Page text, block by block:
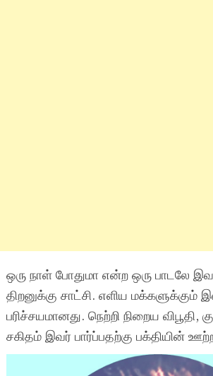
ஒரு நாள் போதுமா என்ற ஒரு பாடலே
திறனுக்கு சாட்சி. எளிய மக்களுக்கும்
பரிச்சயமானது. நெற்றி நிறைய விபூதி,
சகிதம் இவர் பார்ப்பதற்கு பக்தியின்